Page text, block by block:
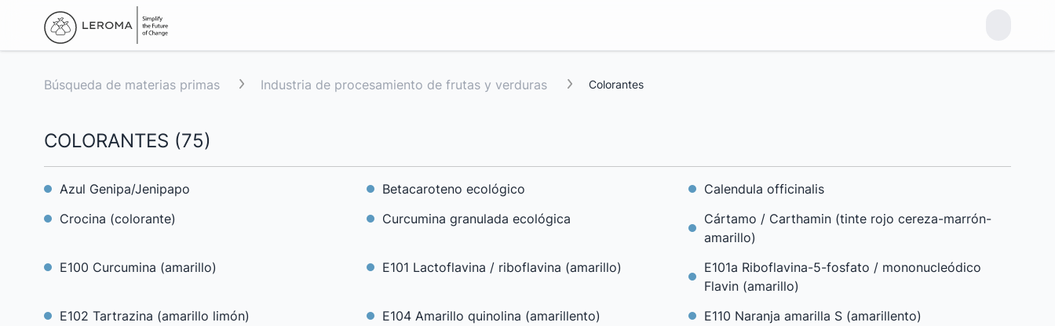
Búsqueda de materias primas Industria de procesamiento de frutas y verduras Colorantes
COLORANTES (75)
Azul Genipa/Jenipapo Betacaroteno ecológico
Calendula officinalis
Crocina (colorante)
Curcumina granulada ecológica
Cártamo / Carthamin (tinte rojo cereza-marrón-
amarillo)
E100 Curcumina (amarillo)
E101 Lactoflavina / riboflavina (amarillo)
E101a Riboflavina-5-fosfato / mononucleódico
Flavin (amarillo)
E102 Tartrazina (amarillo limón)
E104 Amarillo quinolina (amarillento)
E110 Naranja amarilla S (amarillento)